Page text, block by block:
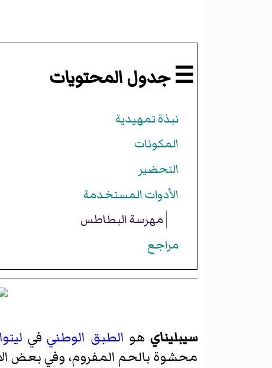
☰ جدول المحتويات
نبذة تمهيدية
المكونات
التحضير
الأدوات المستخدمة
مهرسة البطاطس
مراجع
سيبليناي هو الطبق الوطنيفي
محشوة بالحم المفروم، وفي بعض